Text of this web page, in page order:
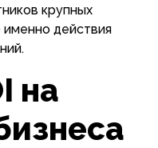
крупных
именно действия
на